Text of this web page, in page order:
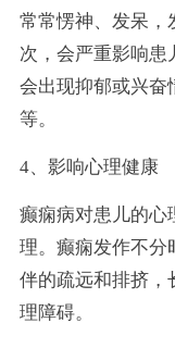
常常愣神、发呆，
次，会严重影响患
会出现抑郁或兴奋
等。
4、影响心理健康
癫痫病对患儿的心
理。癫痫发作不分
伴的疏远和排挤，
理障碍。